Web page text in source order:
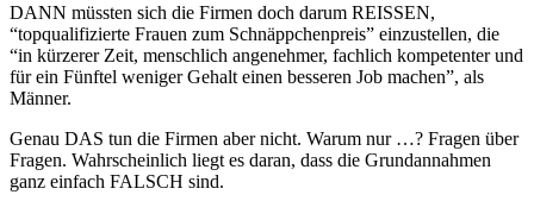
DANN müssten sich die Firmen doch darum REISSEN,
“topqualifizierte Frauen zum Schnäppchenpreis” einzustellen, die
“in kürzerer Zeit, menschlich angenehmer, fachlich kompetenter und
für ein Fünftel weniger Gehalt einen besseren Job machen”, als
Männer.
Genau DAS tun die Firmen aber nicht. Warum nur …? Fragen über
Fragen. Wahrscheinlich liegt es daran, dass die Grundannahmen
ganz einfach FALSCH sind.